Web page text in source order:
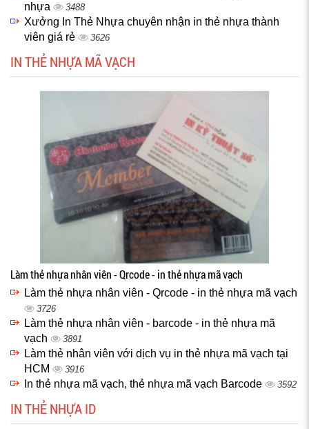
nhựa
3488
Xưởng In Thẻ Nhựa chuyên nhận in thẻ nhựa thành
viên giá rẻ
3626
IN THẺ NHỰA MÃ VẠCH
Làm thẻ nhựa nhân viên - Qrcode - in thẻ nhựa mã vạch
Làm thẻ nhựa nhân viên - Qrcode - in thẻ nhựa mã vạch
3726
Làm thẻ nhựa nhân viên - barcode - in thẻ nhựa mã
vạch
3891
Làm thẻ nhân viên với dịch vụ in thẻ nhựa mã vạch tại
HCM
3916
In thẻ nhựa mã vạch, thẻ nhựa mã vạch Barcode 3592
IN THẺ NHỰA ID